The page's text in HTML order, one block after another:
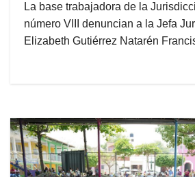
La base trabajadora de la
número VIII denuncian a la Jefa
Elizabeth Gutiérrez Natarén